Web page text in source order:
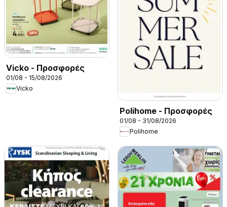
Vicko - Προσφορές
01/08 - 15/08/2026
Vicko
Polihome - Προσφορές
01/08 - 31/08/2026
Polihome